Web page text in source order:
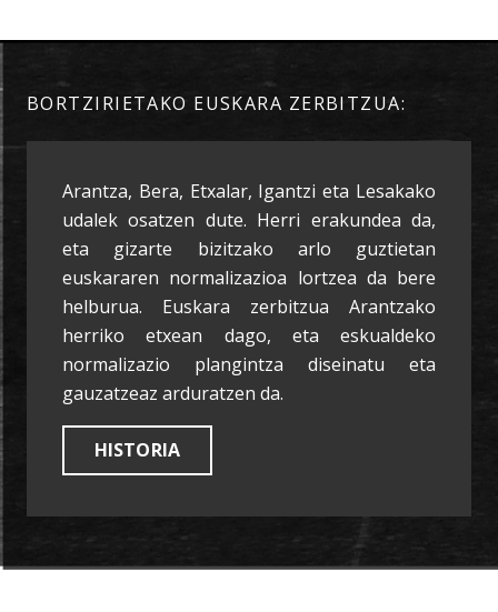
BORTZIRIETAKO EUSKARA ZERBITZUA:
Arantza, Bera, Etxalar, Igantzi eta Lesakako
udalek osatzen dute. Herri erakundea da,
eta gizarte bizitzako arlo guztietan
euskararen normalizazioa lortzea da bere
helburua. Euskara zerbitzua Arantzako
herriko etxean dago, eta eskualdeko
normalizazio plangintza diseinatu eta
gauzatzeaz arduratzen da.
HISTORIA